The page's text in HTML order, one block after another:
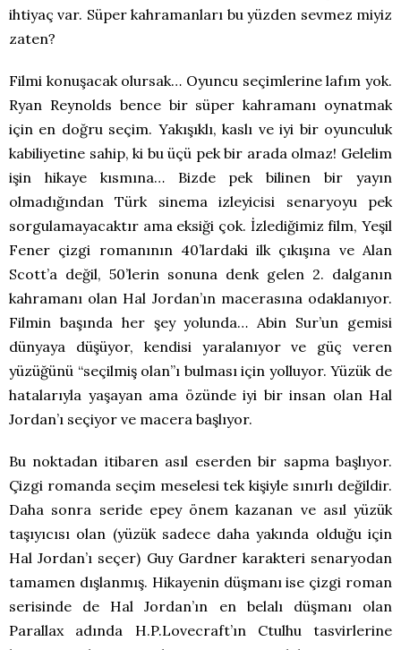
ihtiyaç var. Süper kahramanları bu yüzden sevmez miyiz
zaten?
Filmi konuşacak olursak… Oyuncu seçimlerine lafım yok.
Ryan Reynolds bence bir süper kahramanı oynatmak
için en doğru seçim. Yakışıklı, kaslı ve iyi bir oyunculuk
kabiliyetine sahip, ki bu üçü pek bir arada olmaz! Gelelim
işin hikaye kısmına… Bizde pek bilinen bir yayın
olmadığından Türk sinema izleyicisi senaryoyu pek
sorgulamayacaktır ama eksiği çok. İzlediğimiz film, Yeşil
Fener çizgi romanının 40’lardaki ilk çıkışına ve Alan
Scott’a değil, 50’lerin sonuna denk gelen 2. dalganın
kahramanı olan Hal Jordan’ın macerasına odaklanıyor.
Filmin başında her şey yolunda… Abin Sur’un gemisi
dünyaya düşüyor, kendisi yaralanıyor ve güç veren
yüzüğünü “seçilmiş olan”ı bulması için yolluyor. Yüzük de
hatalarıyla yaşayan ama özünde iyi bir insan olan Hal
Jordan’ı seçiyor ve macera başlıyor.
Bu noktadan itibaren asıl eserden bir sapma başlıyor.
Çizgi romanda seçim meselesi tek kişiyle sınırlı değildir.
Daha sonra seride epey önem kazanan ve asıl yüzük
taşıyıcısı olan (yüzük sadece daha yakında olduğu için
Hal Jordan’ı seçer) Guy Gardner karakteri senaryodan
tamamen dışlanmış. Hikayenin düşmanı ise çizgi roman
serisinde de Hal Jordan’ın en belalı düşmanı olan
Parallax adında H.P.Lovecraft’ın Ctulhu tasvirlerine